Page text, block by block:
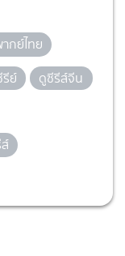
กย์ไทย
ย์
ดูซีรีส์จีน